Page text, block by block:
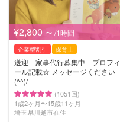
¥2,800 〜 /1時間
企業型割引 保育士
送迎 家事代行募集中 プロフィ
ール記載☆ メッセージください
(^^)/
(1051回)
1歳2ヶ月〜15歳11ヶ月
埼玉県川越市在住